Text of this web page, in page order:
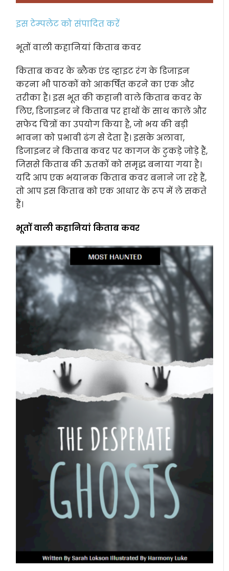
इस टेम्पलेट को संपादित करें
भूतों वाली कहानियां किताब कवर
किताब कवर के ब्लैक एंड व्हाइट रंग के डिजाइन
करना भी पाठकों को आकर्षित करने का एक और
तरीका है। इस भूत की कहानी वाले किताब कवर के
लिए, डिजाइनर ने किताब पर हाथों के साथ काले और
सफेद चित्रों का उपयोग किया है, जो भय की बड़ी
भावना को प्रभावी ढंग से देता है। इसके अलावा,
डिजाइनर ने किताब कवर पर कागज के टुकड़े जोड़े हैं,
जिससे किताब की ऊतकों को समृद्ध बनाया गया है।
यदि आप एक भयानक किताब कवर बनाने जा रहे हैं,
तो आप इस किताब को एक आधार के रूप में ले सकते
हैं।
भूतों वाली कहानियां किताब कवर